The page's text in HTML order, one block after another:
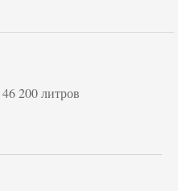
200 литров